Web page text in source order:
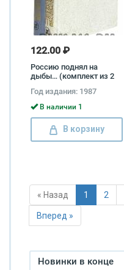
122.00 ₽
Россию поднял на
дыбы… (комплект из 2
Год издания: 1987
В наличии 1
В корзину
« Назад 1 2
Вперед »
Новинки в конце